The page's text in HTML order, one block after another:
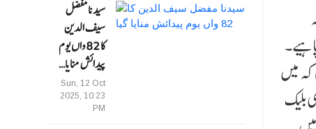
سیدنا مفضل
سیف الدین
کا 82 واں یوم
پیدائش منایا…
Sun, 12 Oct
2025, 10:23
PM
میں
بلیک